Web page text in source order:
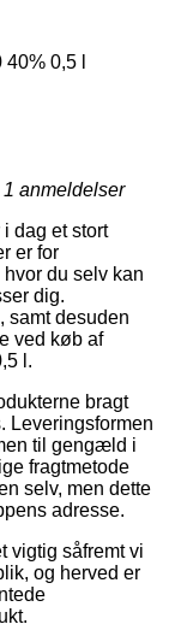
0,5 l
1 anmeldelser
dag et stort
er for
du selv kan
dig.
samt desuden
ved køb af
l.
bragt
Leveringsformen
til gengæld i
fragtmetode
selv, men dette
adresse.
vigtig såfremt vi
og herved er